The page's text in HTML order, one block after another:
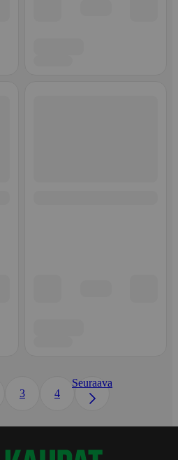
3 4
Seuraava